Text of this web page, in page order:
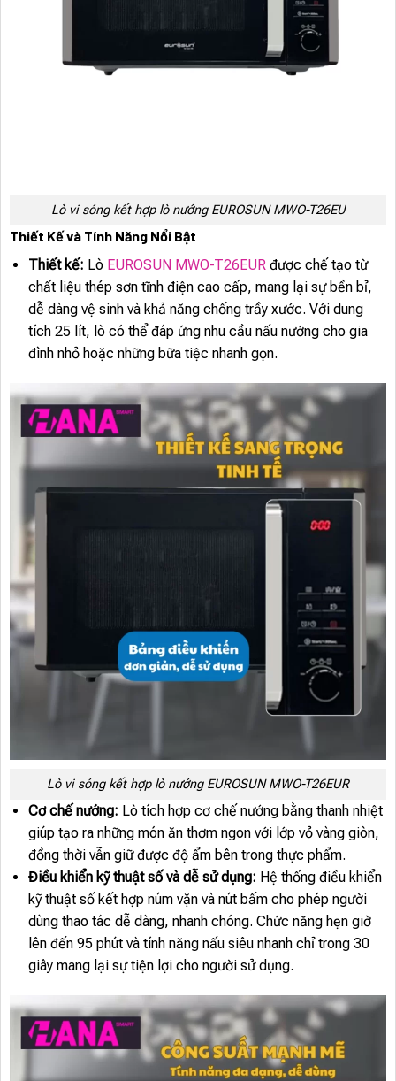
Lò vi sóng kết hợp lò nướng EUROSUN MWO-T26EU
Thiết Kế và Tính Năng Nổi Bật
Thiết kế: Lò EUROSUN MWO-T26EURđược chế tạo từ
chất liệu thép sơn tĩnh điện cao cấp, mang lại sự bền bỉ,
dễ dàng vệ sinh và khả năng chống trầy xước. Với dung
tích 25 lít, lò có thể đáp ứng nhu cầu nấu nướng cho gia
đình nhỏ hoặc những bữa tiệc nhanh gọn.
Lò vi sóng kết hợp lò nướng EUROSUN MWO-T26EUR
Cơ chế nướng: Lò tích hợp cơ chế nướng bằng thanh nhiệt
giúp tạo ra những món ăn thơm ngon với lớp vỏ vàng giòn,
đồng thời vẫn giữ được độ ẩm bên trong thực phẩm.
Điều khiển kỹ thuật số và dễ sử dụng: Hệ thống điều khiển
kỹ thuật số kết hợp núm vặn và nút bấm cho phép người
dùng thao tác dễ dàng, nhanh chóng. Chức năng hẹn giờ
lên đến 95 phút và tính năng nấu siêu nhanh chỉ trong 30
giây mang lại sự tiện lợi cho người sử dụng.